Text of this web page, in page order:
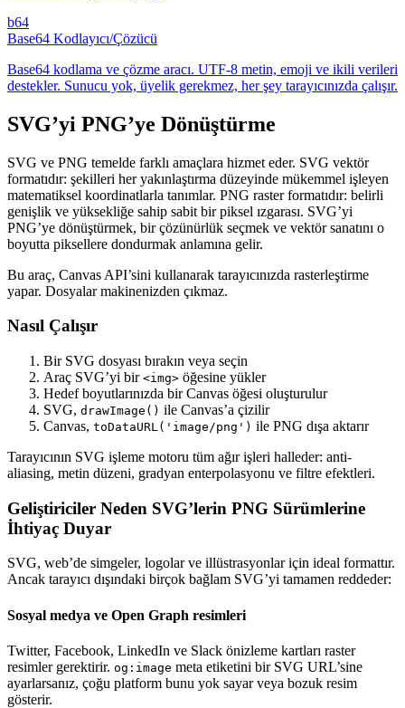
b64
Base64 Kodlayıcı/Çözücü
Base64 kodlama ve çözme aracı. UTF-8 metin, emoji ve ikili verileri
destekler. Sunucu yok, üyelik gerekmez, her şey tarayıcınızda çalışır.
SVG’yi PNG’ye Dönüştürme
SVG ve PNG temelde farklı amaçlara hizmet eder. SVG vektör
formatıdır: şekilleri her yakınlaştırma düzeyinde mükemmel işleyen
matematiksel koordinatlarla tanımlar. PNG raster formatıdır: belirli
genişlik ve yüksekliğe sahip sabit bir piksel ızgarası. SVG’yi
PNG’ye dönüştürmek, bir çözünürlük seçmek ve vektör sanatını o
boyutta piksellere dondurmak anlamına gelir.
Bu araç, Canvas API’sini kullanarak tarayıcınızda rasterleştirme
yapar. Dosyalar makinenizden çıkmaz.
Nasıl Çalışır
Bir SVG dosyası bırakın veya seçin
Araç SVG’yi bir <img> öğesine yükler
Hedef boyutlarınızda bir Canvas öğesi oluşturulur
SVG, drawImage() ile Canvas’a çizilir
Canvas, toDataURL('image/png') ile PNG dışa aktarır
Tarayıcının SVG işleme motoru tüm ağır işleri halleder: anti-
aliasing, metin düzeni, gradyan enterpolasyonu ve filtre efektleri.
Geliştiriciler Neden SVG’lerin PNG Sürümlerine
İhtiyaç Duyar
SVG, web’de simgeler, logolar ve illüstrasyonlar için ideal formattır.
Ancak tarayıcı dışındaki birçok bağlam SVG’yi tamamen reddeder:
Sosyal medya ve Open Graph resimleri
Twitter, Facebook, LinkedIn ve Slack önizleme kartları raster
resimler gerektirir. og:image meta etiketini bir SVG URL’sine
ayarlarsanız, çoğu platform bunu yok sayar veya bozuk resim
gösterir.